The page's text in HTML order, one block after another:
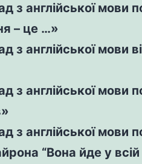
з англійської мови
– це …»
з англійської мови
з англійської мови
з англійської мови
“Вона йде у всій